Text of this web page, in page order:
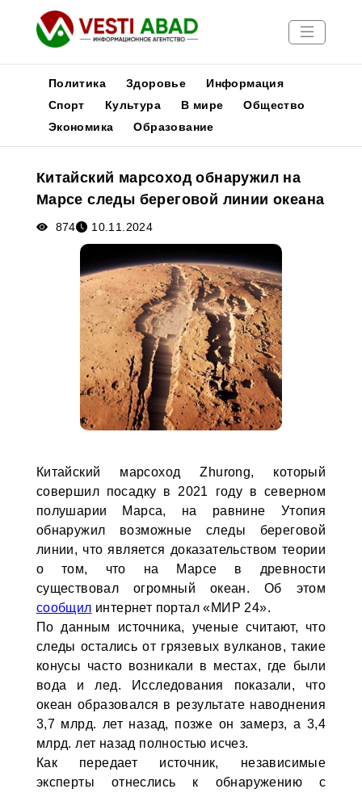
Новости
Медиа
Афиша
Политика Здоровье
Информация
Спорт
Культура В мире
Общество
Экономика
Образование
Китайский марсоход обнаружил на
Марсе следы береговой линии океана
874 10.11.2024
Китайский марсоход Zhurong, который
совершил посадку в 2021 году в северном
полушарии Марса, на равнине Утопия
обнаружил возможные следы береговой
линии, что является доказательством теории
о том, что на Марсе в древности
существовал огромный океан. Об этом
сообщил интернет портал «МИР 24».
По данным источника, ученые считают, что
следы остались от грязевых вулканов, такие
конусы часто возникали в местах, где были
вода и лед. Исследования показали, что
океан образовался в результате наводнения
3,7 млрд. лет назад, позже он замерз, а 3,4
млрд. лет назад полностью исчез.
Как передает источник, независимые
эксперты отнеслись к обнаружению с